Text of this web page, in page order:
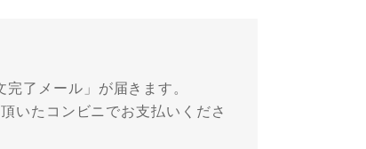
了メール」が届きます。
いたコンビニでお支払いくださ